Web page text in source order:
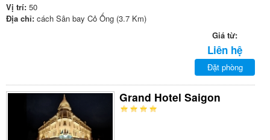
Vị trí: 50
Địa chỉ: cách Sân bay Cỏ Ống (3.7 Km)
Giá từ:
Liên hệ
Đặt phòng
Grand Hotel Saigon